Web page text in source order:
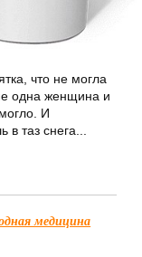
что не могла
одна женщина и
И
таз снега...
медицина